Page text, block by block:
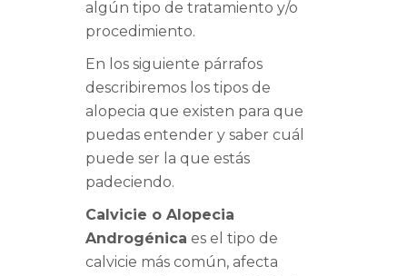
algún tipo de tratamiento y/o
procedimiento.
En los siguiente párrafos
describiremos los tipos de
alopecia que existen para que
puedas entender y saber cuál
puede ser la que estás
padeciendo.
Calvicie o Alopecia
Androgénica es el tipo de
calvicie más común, afecta